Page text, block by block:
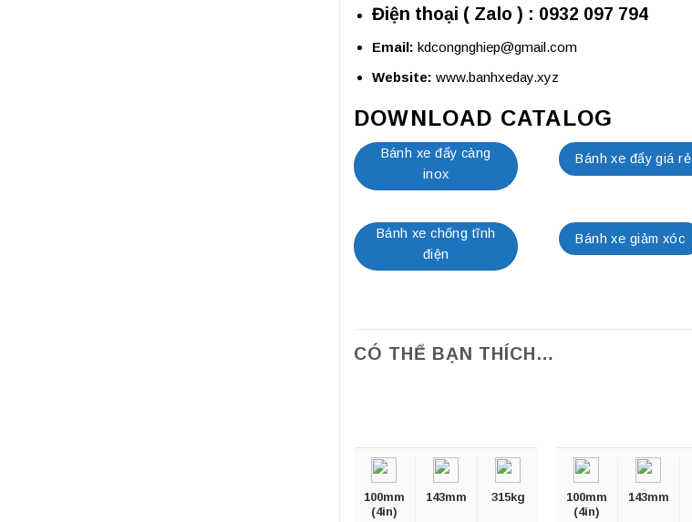
Điện thoại ( Zalo ) : 0932 097 794
Email: kdcongnghiep@gmail.com
Website: www.banhxeday.xyz
DOWNLOAD CATALOG
Bánh xe đẩy càng
inox
Bánh xe đẩy giá rẻ
Bánh xe chống tĩnh
điện
Bánh xe giảm xóc
CÓ THỂ BẠN THÍCH…
100mm
(4in)
143mm 315kg
100mm
(4in)
143mm